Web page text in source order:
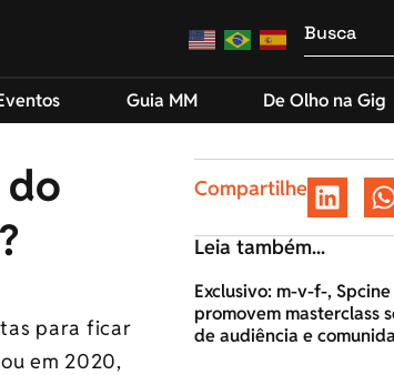
Guia MM De Olho na Gig
do
para ficar
em 2020,
Compartilhe
Leia também...
Exclusivo: m-v-f-, Spcine
promovem masterclass
de audiência e